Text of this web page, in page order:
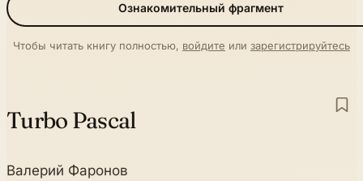
Ознакомительный фрагмент
Чтобы читать книгу полностью, войдите или зарегистрируйтесь
Turbo Pascal
Валерий Фаронов